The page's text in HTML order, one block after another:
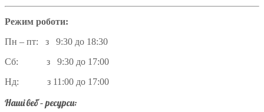
Режим роботи:
Пн – пт: з 9:30 до 18:30
Сб: з 9:30 до 17:00
Нд: з 11:00 до 17:00
Наші веб – ресурси: